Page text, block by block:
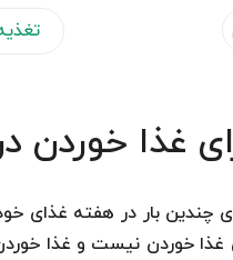
غذا خوردن
برای چندین بار در هفته
غذا خوردن نیست و غذا